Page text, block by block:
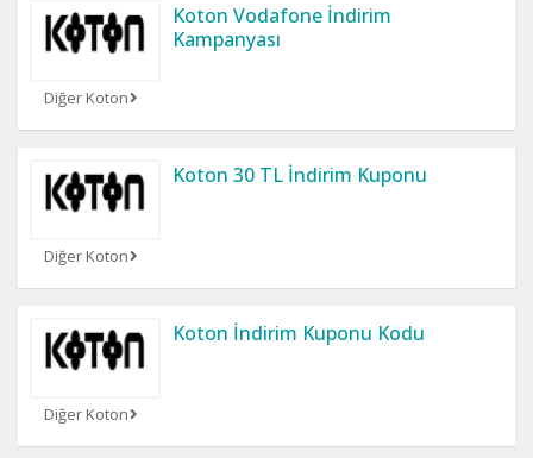
Diğer Koton
Koton Vodafone İndirim
Kampanyası
Diğer Koton
Koton 30 TL İndirim Kuponu
Diğer Koton
Koton İndirim Kuponu Kodu